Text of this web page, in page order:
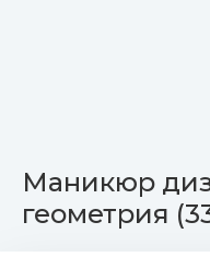
Маникюр
геометрия